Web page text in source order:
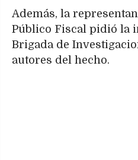
Además, la
Público Fiscal pidió la
Brigada de
autores del hecho.